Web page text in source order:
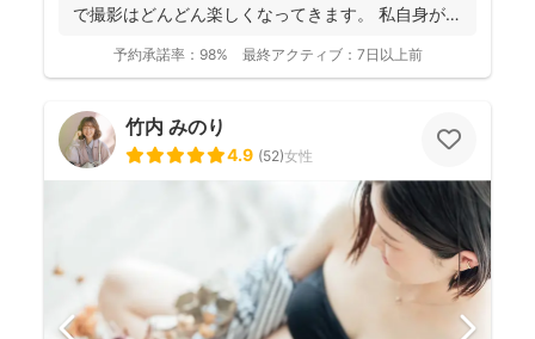
で撮影はどんどん楽しくなってきます。 私自身が撮
予約承諾率： 98% 最終アクティブ： 7日以上前
竹内 みのり
4.9 (52)女性